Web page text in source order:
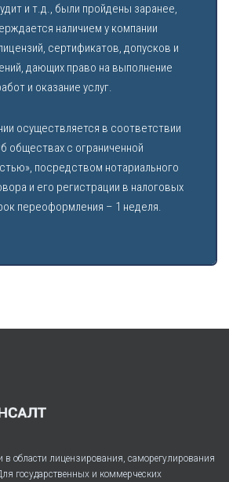
и т.д., были пройдены заранее,
наличием у компании
сертификатов, допусков и
дающих право на выполнение
и оказание услуг.
осуществляется в соответствии
обществах с ограниченной
посредством нотариального
и его регистрации в налоговых
переоформления – 1 неделя.
в области лицензирования, саморегулирования
государственных и коммерческих